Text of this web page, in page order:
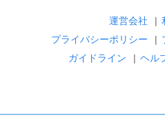
運営会社 |
プライバシーポリシー
|
ガイドライン
| ヘル